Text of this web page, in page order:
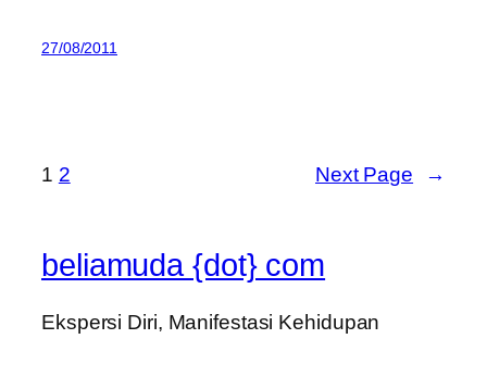
27/08/2011
1 2 Next Page →
beliamuda {dot} com
Ekspersi Diri, Manifestasi Kehidupan